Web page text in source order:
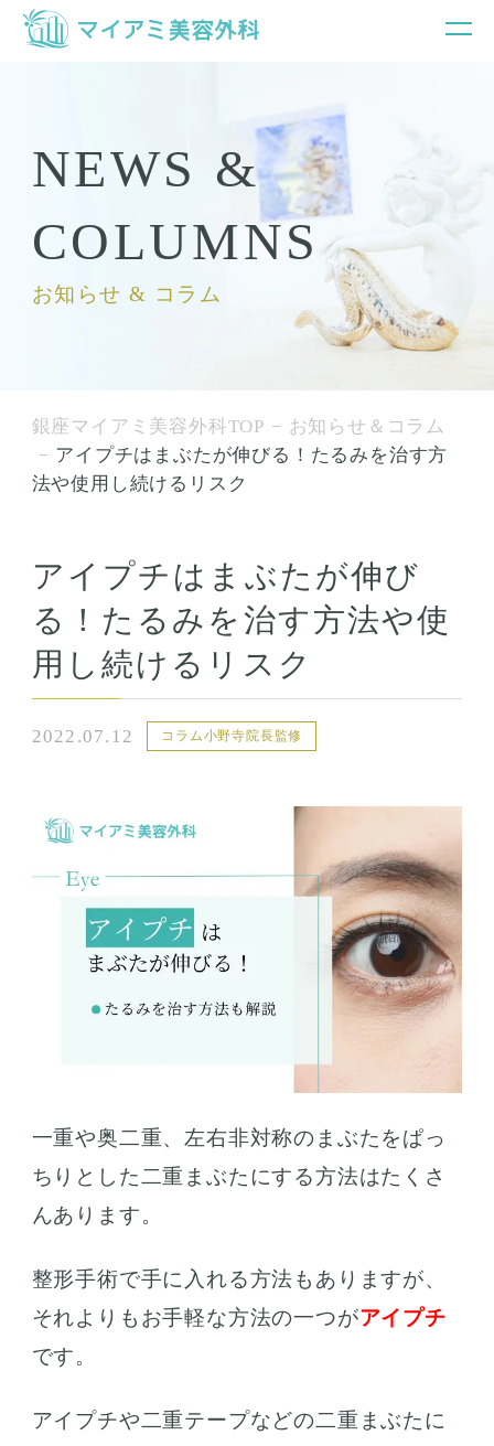
NEWS &
COLUMNS
お知らせ & コラム
銀座マイアミ美容外科TOP
お知らせ＆コラム
アイプチはまぶたが伸びる！たるみを治す方
法や使用し続けるリスク
アイプチはまぶたが伸び
る！たるみを治す方法や使
用し続けるリスク
2022.07.12 コラム小野寺院長監修
一重や奥二重、左右非対称のまぶたをぱっ
ちりとした二重まぶたにする方法はたくさ
んあります。
整形手術で手に入れる方法もありますが、
それよりもお手軽な方法の一つがアイプチ
です。
アイプチや二重テープなどの二重まぶたに